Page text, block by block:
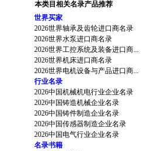
本类目相关名录产品推荐
世界买家
2026世界轴承及齿轮进口商名录
2026世界水泵进口商名录
2026世界工控系统及装备进口商...
2026世界机床进口商名录
2026世界电机设备与产品进口商...
行业名录
2026中国机械机电行业企业名录
2026中国铸造机械企业名录
2026中国铸件制造企业名录
2026中国传感器制造企业名录
2026中国电气行业企业名录
名录书籍